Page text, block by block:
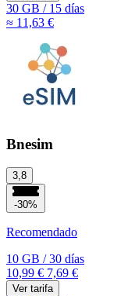
30 GB /15 días
≈ 11,63 €
Bnesim
3,8
-30%
Recomendado
10 GB /30 días
10,99 € 7,69 €
Ver tarifa